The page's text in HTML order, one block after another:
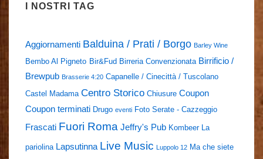
I NOSTRI TAG
Aggiornamenti Balduina / Prati / Borgo Barley Wine
Bembo Al Pigneto Bir&Fud Birreria Convenzionata Birrificio /
Brewpub Brasserie 4:20 Capanelle / Cinecittà / Tuscolano
Castel Madama Centro Storico Chiusure Coupon
Coupon terminati Drugo eventi Foto Serate - Cazzeggio
Frascati Fuori Roma Jeffry's Pub Kombeer La
pariolina Lapsutinna Live Music Luppolo 12 Ma che siete